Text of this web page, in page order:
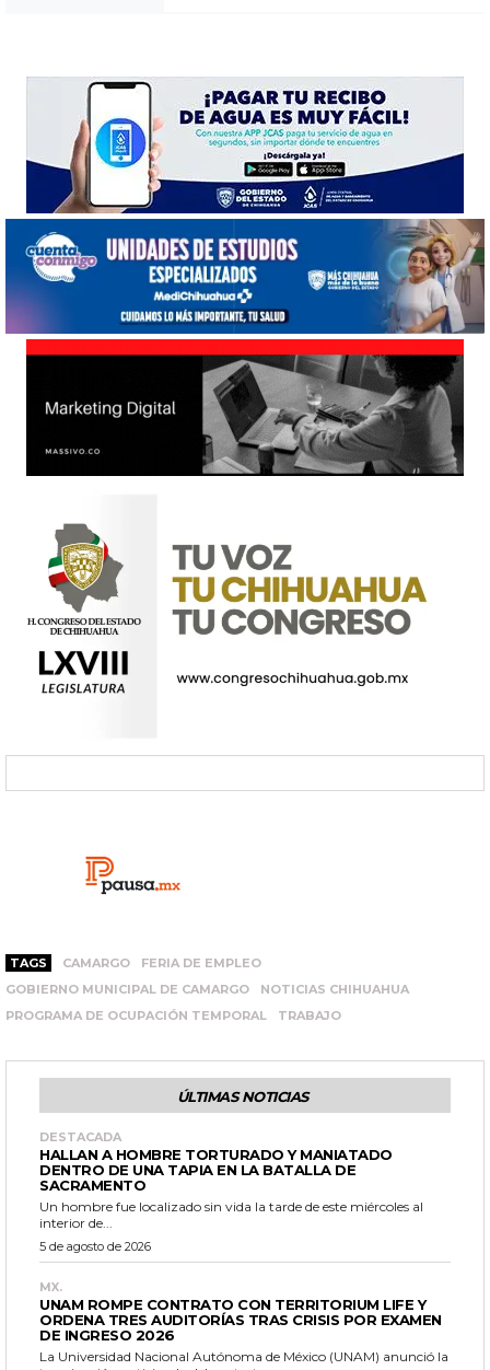
TAGS CAMARGO
FERIA DE EMPLEO
GOBIERNO MUNICIPAL DE CAMARGO
NOTICIAS CHIHUAHUA
PROGRAMA DE OCUPACIÓN TEMPORAL
TRABAJO
ÚLTIMAS NOTICIAS
DESTACADA
HALLAN A HOMBRE TORTURADO Y MANIATADO
DENTRO DE UNA TAPIA EN LA BATALLA DE
SACRAMENTO
Un hombre fue localizado sin vida la tarde de este miércoles al
interior de...
5 de agosto de 2026
MX.
UNAM ROMPE CONTRATO CON TERRITORIUM LIFE Y
ORDENA TRES AUDITORÍAS TRAS CRISIS POR EXAMEN
DE INGRESO 2026
La Universidad Nacional Autónoma de México (UNAM) anunció la